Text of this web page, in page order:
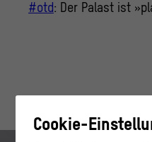
#otd: Der Palast ist
Cookie-